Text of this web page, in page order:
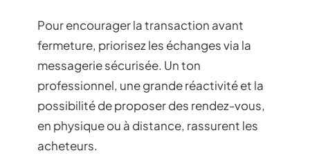
Pour encourager la transaction avant
fermeture, priorisez les échanges via la
messagerie sécurisée. Un ton
professionnel, une grande réactivité et la
possibilité de proposer des rendez-vous,
en physique ou à distance, rassurent les
acheteurs.